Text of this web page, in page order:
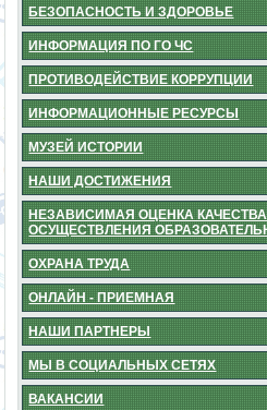
БЕЗОПАСНОСТЬ И ЗДОРОВЬЕ
ИНФОРМАЦИЯ ПО ГО ЧС
ПРОТИВОДЕЙСТВИЕ КОРРУПЦИИ
ИНФОРМАЦИОННЫЕ РЕСУРСЫ
МУЗЕЙ ИСТОРИИ
НАШИ ДОСТИЖЕНИЯ
НЕЗАВИСИМАЯ ОЦЕНКА
ОСУЩЕСТВЛЕНИЯ
ОХРАНА ТРУДА
ОНЛАЙН - ПРИЕМНАЯ
НАШИ ПАРТНЕРЫ
МЫ В СОЦИАЛЬНЫХ СЕТЯХ
ВАКАНСИИ